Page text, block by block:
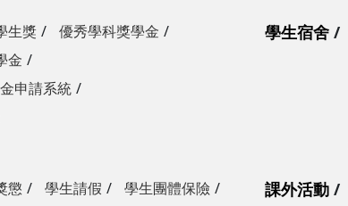
生獎
優秀學科獎學金
金
申請系統
學生宿舍
懲 學生請假
學生團體保險
課外活動